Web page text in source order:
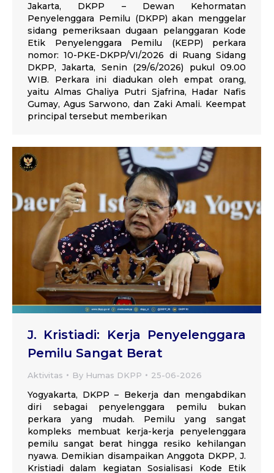
Jakarta, DKPP – Dewan Kehormatan
Penyelenggara Pemilu (DKPP) akan menggelar
sidang pemeriksaan dugaan pelanggaran Kode
Etik Penyelenggara Pemilu (KEPP) perkara
nomor: 10-PKE-DKPP/VI/2026 di Ruang Sidang
DKPP, Jakarta, Senin (29/6/2026) pukul 09.00
WIB. Perkara ini diadukan oleh empat orang,
yaitu Almas Ghaliya Putri Sjafrina, Hadar Nafis
Gumay, Agus Sarwono, dan Zaki Amali. Keempat
principal tersebut memberikan
J. Kristiadi: Kerja Penyelenggara
Pemilu Sangat Berat
Aktivitas By Humas DKPP 25-06-2026
Yogyakarta, DKPP – Bekerja dan mengabdikan
diri sebagai penyelenggara pemilu bukan
perkara yang mudah. Pemilu yang sangat
kompleks membuat kerja-kerja penyelenggara
pemilu sangat berat hingga resiko kehilangan
nyawa. Demikian disampaikan Anggota DKPP, J.
Kristiadi dalam kegiatan Sosialisasi Kode Etik